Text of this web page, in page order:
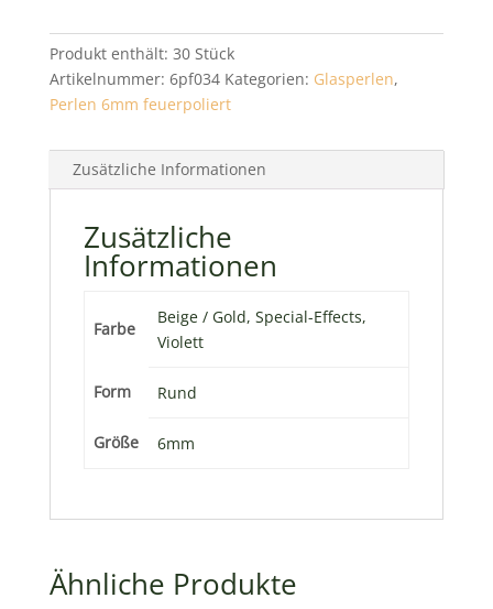
Produkt enthält: 30 Stück
Artikelnummer: 6pf034 Kategorien: Glasperlen,
Perlen 6mm feuerpoliert
Zusätzliche Informationen
Zusätzliche
Informationen
Farbe
Beige / Gold, Special-Effects,
Violett
Form Rund
Größe 6mm
Ähnliche Produkte